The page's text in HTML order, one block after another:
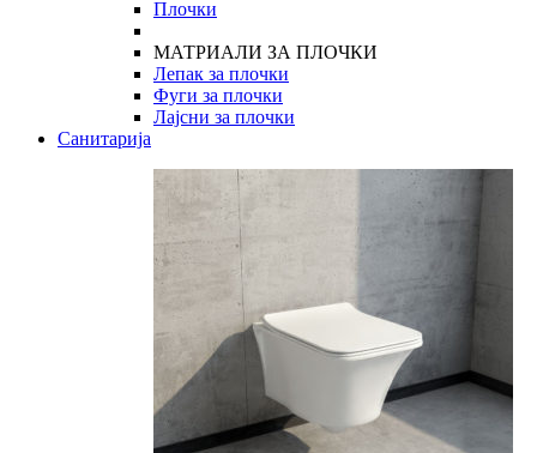
Плочки
МАТРИАЛИ ЗА ПЛОЧКИ
Лепак за плочки
Фуги за плочки
Лајсни за плочки
Санитарија